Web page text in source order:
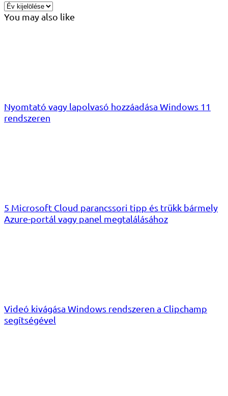
You may also like
Nyomtató vagy lapolvasó hozzáadása Windows 11
rendszeren
5 Microsoft Cloud parancssori tipp és trükk bármely
Azure-portál vagy panel megtalálásához
Videó kivágása Windows rendszeren a Clipchamp
segítségével